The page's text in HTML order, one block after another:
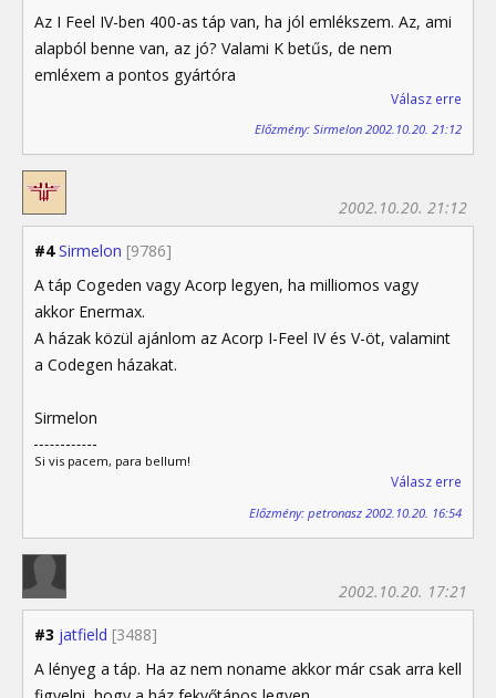
Az I Feel IV-ben 400-as táp van, ha jól emlékszem. Az, ami
alapból benne van, az jó? Valami K betűs, de nem
emléxem a pontos gyártóra
Válasz erre
Előzmény: Sirmelon 2002.10.20. 21:12
#4 Sirmelon [9786]
2002.10.20. 21:12
A táp Cogeden vagy Acorp legyen, ha milliomos vagy
akkor Enermax.
A házak közül ajánlom az Acorp I-Feel IV és V-öt, valamint
a Codegen házakat.
Sirmelon
Si vis pacem, para bellum!
Válasz erre
Előzmény: petronasz 2002.10.20. 16:54
#3 jatfield [3488]
2002.10.20. 17:21
A lényeg a táp. Ha az nem noname akkor már csak arra kell